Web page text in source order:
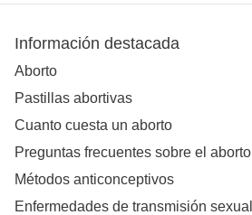
Información destacada
Aborto
Pastillas abortivas
Cuanto cuesta un aborto
Preguntas frecuentes sobre el aborto
Métodos anticonceptivos
Enfermedades de transmisión sexual